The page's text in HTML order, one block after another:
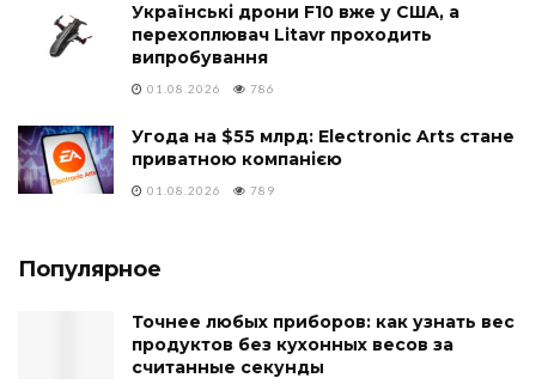
Українські дрони F10 вже у США, а
перехоплювач Litavr проходить
випробування
01.08.2026 786
Угода на $55 млрд: Electronic Arts стане
приватною компанією
01.08.2026 789
Популярное
Точнее любых приборов: как узнать вес
продуктов без кухонных весов за
считанные секунды